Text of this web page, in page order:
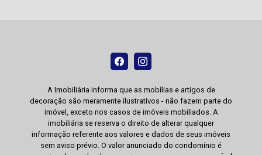
A Imobiliária informa que as mobílias e artigos de
decoração são meramente ilustrativos - não fazem parte do
imóvel, exceto nos casos de imóveis mobiliados. A
imobiliária se reserva o direito de alterar qualquer
informação referente aos valores e dados de seus imóveis
sem aviso prévio. O valor anunciado do condomínio é